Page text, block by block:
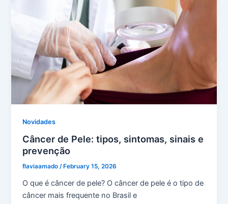
Novidades
Câncer de Pele: tipos, sintomas, sinais e
prevenção
flaviaamado/ February 15, 2026
O que é câncer de pele? O câncer de pele é o tipo de
câncer mais frequente no Brasil e